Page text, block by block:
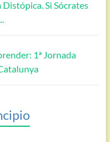
Si Sócrates
1ª Jornada